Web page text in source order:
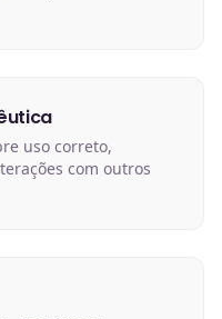
uso correto,
com outros